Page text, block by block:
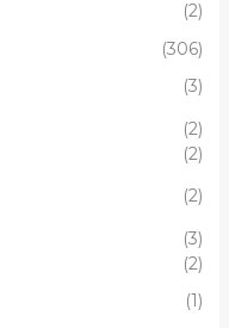
(2)
(306)
(3)
(2)
(2)
(2)
(3)
(2)
(1)